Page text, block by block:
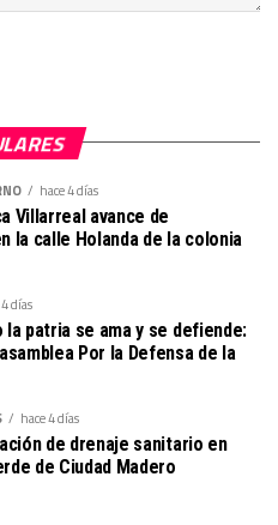
hace 4 días
Villarreal avance de
la calle Holanda de la colonia
días
la patria se ama y se defiende:
Por la Defensa de la
hace 4 días
de drenaje sanitario en
de Ciudad Madero